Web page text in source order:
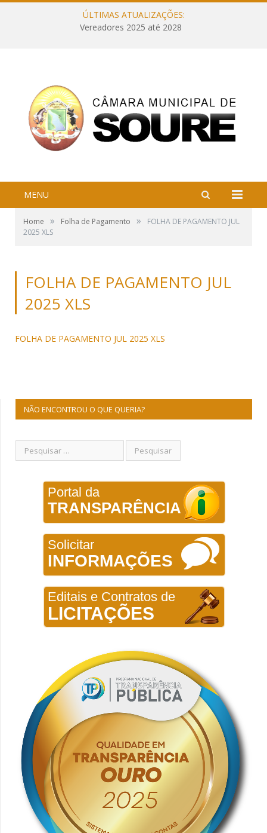
ÚLTIMAS ATUALIZAÇÕES:
Vereadores 2025 até 2028
MENU
Home » Folha de Pagamento »
FOLHA DE PAGAMENTO JUL
2025 XLS
FOLHA DE PAGAMENTO JUL
2025 XLS
FOLHA DE PAGAMENTO JUL 2025 XLS
NÃO ENCONTROU O QUE QUERIA?
Portal da
TRANSPARÊNCIA
Solicitar
INFORMAÇÕES
Editais e Contratos de
LICITAÇÕES